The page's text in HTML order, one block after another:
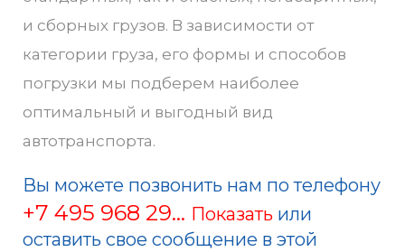
и сборных грузов. В зависимости от
категории груза, его формы и способов
погрузки мы подберем наиболее
оптимальный и выгодный вид
автотранспорта.
Вы можете позвонить нам по телефону
+7 495 968 29... Показать или
оставить свое сообщение в этой